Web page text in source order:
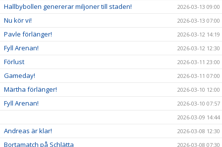
Hallbybollen genererar miljoner till staden! 2026-03-13 09:00
Nu kör vi! 2026-03-13 07:00
Pavle förlänger! 2026-03-12 14:19
Fyll Arenan! 2026-03-12 12:30
Förlust 2026-03-11 23:00
Gameday! 2026-03-11 07:00
Märtha förlänger! 2026-03-10 12:00
Fyll Arenan!
2026-03-10 07:57
2026-03-09 14:44
Andreas är klar! 2026-03-08 12:30
Bortamatch på Schlätta 2026-03-08 07:30